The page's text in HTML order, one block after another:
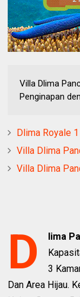
Villa Dlima
Penginapan
Dlima Royale
Villa Dlima
Villa Dlima
D lima
3
Dan Area Hijau.